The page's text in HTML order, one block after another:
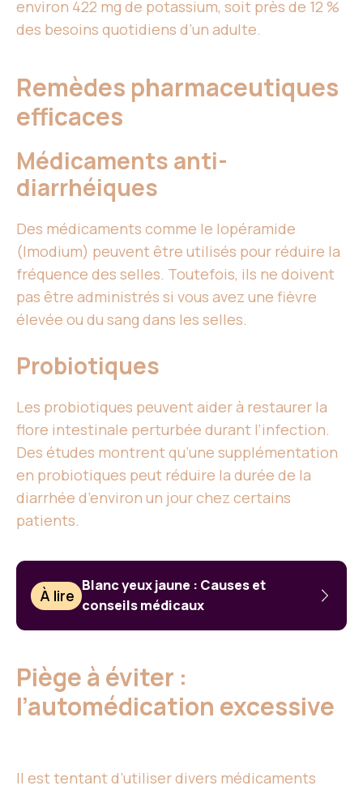
environ 422 mg de potassium, soit près de 12 %
des besoins quotidiens d’un adulte.
Remèdes pharmaceutiques
efficaces
Médicaments anti-
diarrhéiques
Des médicaments comme le lopéramide
(Imodium) peuvent être utilisés pour réduire la
fréquence des selles. Toutefois, ils ne doivent
pas être administrés si vous avez une fièvre
élevée ou du sang dans les selles.
Probiotiques
Les probiotiques peuvent aider à restaurer la
flore intestinale perturbée durant l’infection.
Des études montrent qu’une supplémentation
en probiotiques peut réduire la durée de la
diarrhée d’environ un jour chez certains
patients.
À lire
Blanc yeux jaune : Causes et
conseils médicaux
Piège à éviter :
l’automédication excessive
Il est tentant d’utiliser divers médicaments